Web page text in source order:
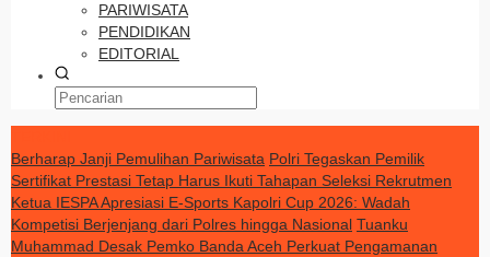
PARIWISATA
PENDIDIKAN
EDITORIAL
Berharap Janji Pemulihan Pariwisata Polri Tegaskan Pemilik
Sertifikat Prestasi Tetap Harus Ikuti Tahapan Seleksi Rekrutmen
Ketua IESPA Apresiasi E-Sports Kapolri Cup 2026: Wadah
Kompetisi Berjenjang dari Polres hingga Nasional Tuanku
Muhammad Desak Pemko Banda Aceh Perkuat Pengamanan